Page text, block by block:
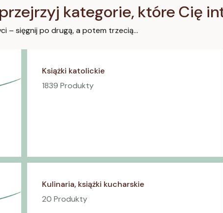
kategorie, które Cię
– sięgnij po drugą, a potem trzecią…
Książki katolickie
1839 Produkty
Kulinaria, książki kucharskie
20 Produkty